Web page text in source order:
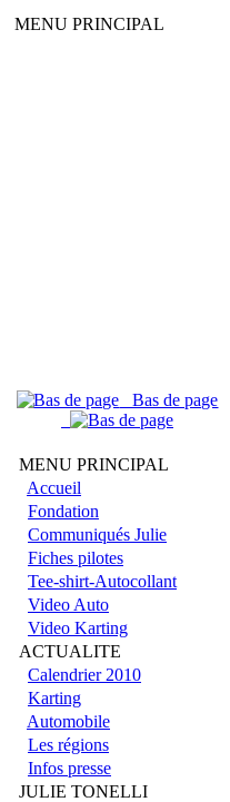
MENU PRINCIPAL
Bas de page
MENU PRINCIPAL
Accueil
Fondation
Communiqués Julie
Fiches pilotes
Tee-shirt-Autocollant
Video Auto
Video Karting
ACTUALITE
Calendrier 2010
Karting
Automobile
Les régions
Infos presse
JULIE TONELLI